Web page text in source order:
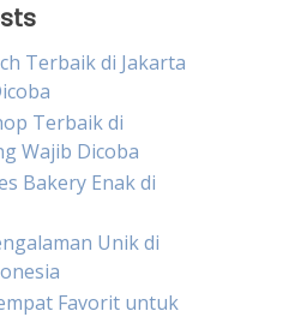
Terbaik di Jakarta
Terbaik di
Wajib Dicoba
Bakery Enak di
Unik di
Favorit untuk